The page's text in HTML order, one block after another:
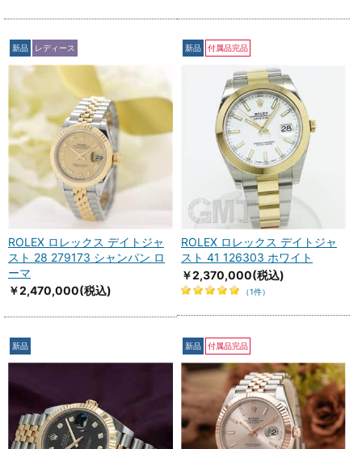
新品 レディース
ROLEX ロレックス デイトジャ
スト 28 279173 シャンパン ロ
ーマ
￥2,470,000(税込)
新品 付属品完品
ROLEX ロレックス デイトジャ
スト 41 126303 ホワイト
￥2,370,000(税込)
（1件）
新品 新品 付属品完品